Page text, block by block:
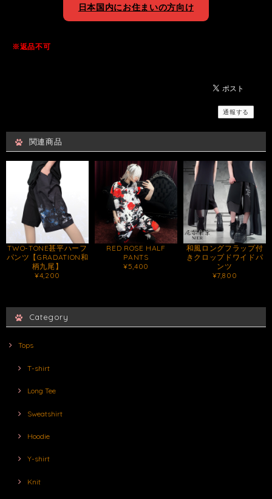
日本国内にお住まいの方向け
※返品不可
通報する
関連商品
TWO-TONE甚平ハーフ
パンツ【GRADATION和
柄九尾】
¥4,200
RED ROSE HALF
PANTS
¥5,400
和風ロングフラップ付
きクロップドワイドパ
ンツ
¥7,800
Category
Tops
T-shirt
Long Tee
Sweatshirt
Hoodie
Y-shirt
Knit